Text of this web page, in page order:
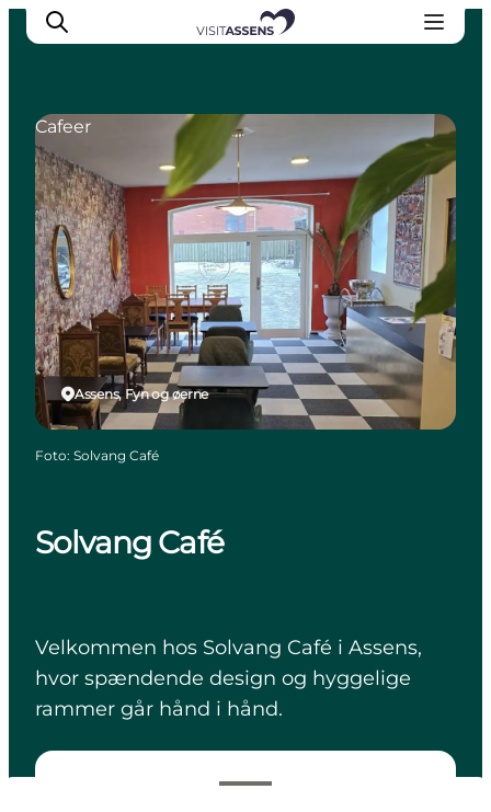
Overnatning
Oplevelser
Spis & drik
Det sker
Åbningstider
Solvang Café
Velkommen hos Solvang Café i Assens,
hvor spændende design og hyggelige
rammer går hånd i hånd.
Assens, Fyn og øerne
Cafeer
Foto: Solvang Café